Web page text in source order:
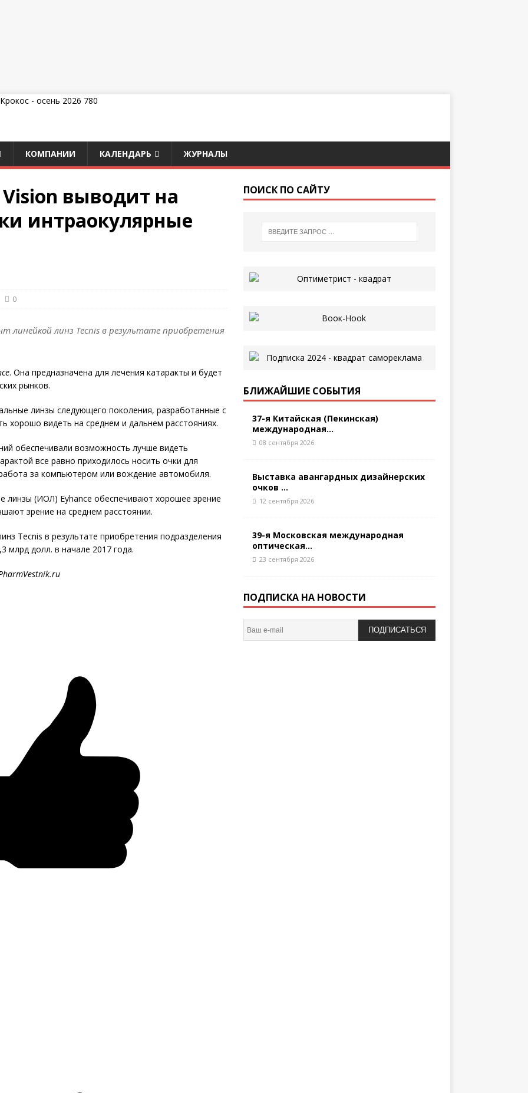
КОМПАНИИ КАЛЕНДАРЬ ЖУРНАЛЫ
Vision выводит на
интраокулярные
0
линейкой линз Tecnis в результате приобретения
. Она предназначена для лечения катаракты и будет
рынков.
линзы следующего поколения, разработанные с
хорошо видеть на среднем и дальнем расстояниях.
обеспечивали возможность лучше видеть
все равно приходилось носить очки для
за компьютером или вождение автомобиля.
линзы (ИОЛ) Eyhance обеспечивают хорошее зрение
зрение на среднем расстоянии.
Tecnis в результате приобретения подразделения
млрд долл. в начале 2017 года.
.ru
ПОИСК ПО САЙТУ
БЛИЖАЙШИЕ СОБЫТИЯ
37-я Китайская (Пекинская)
международная...
08 сентября 2026
Выставка авангардных дизайнерских
очков ...
12 сентября 2026
39-я Московская международная
оптическая...
23 сентября 2026
ПОДПИСКА НА НОВОСТИ
ПОДПИСАТЬСЯ